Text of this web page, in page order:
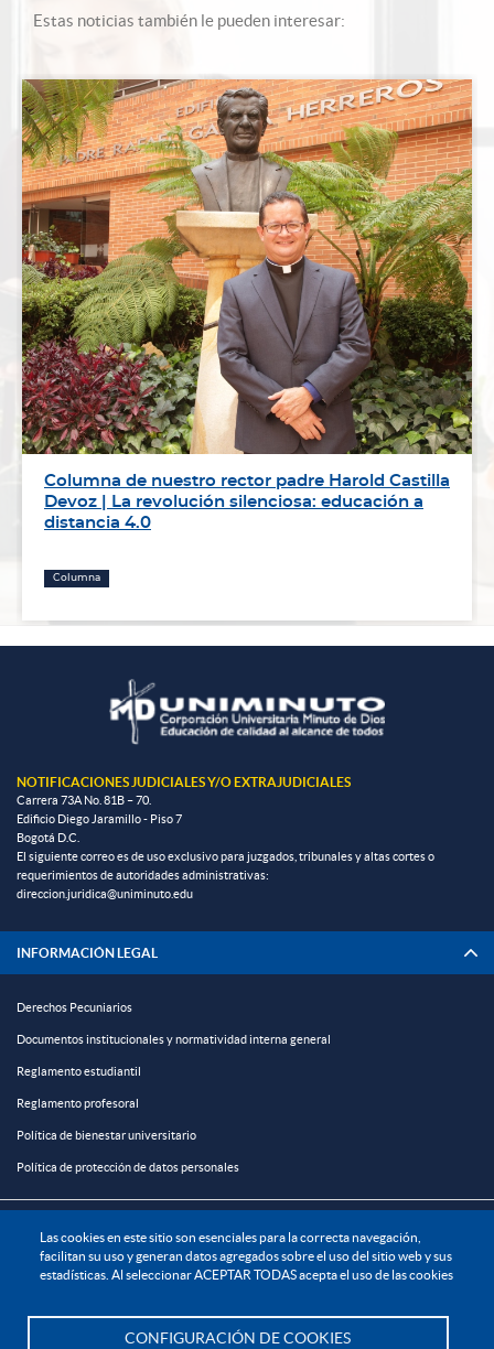
Las cookies en este sitio son esenciales para la correcta navegación,
facilitan su uso y generan datos agregados sobre el uso del sitio web y sus
estadísticas. Al seleccionar ACEPTAR TODAS acepta el uso de las cookies
CONFIGURACIÓN DE COOKIES
Estas noticias también le pueden interesar:
Columna de nuestro rector padre Harold Castilla
Devoz | La revolución silenciosa: educación a
distancia 4.0
Columna
NOTIFICACIONES JUDICIALES Y/O EXTRAJUDICIALES
Carrera 73A No. 81B – 70.
Edificio Diego Jaramillo - Piso 7
Bogotá D.C.
El siguiente correo es de uso exclusivo para juzgados, tribunales y altas cortes o
requerimientos de autoridades administrativas:
direccion.juridica@uniminuto.edu
INFORMACIÓN LEGAL
Derechos Pecuniarios
Documentos institucionales y normatividad interna general
Reglamento estudiantil
Reglamento profesoral
Política de bienestar universitario
Política de protección de datos personales
¡CONÉCTATE CON LA INSTITUCIÓN!